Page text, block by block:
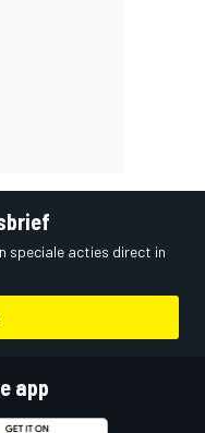
speciale acties direct in
app